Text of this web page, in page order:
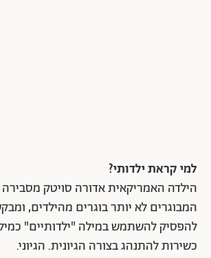
למי קראת ילדותי?
הילדה האמריקאית אדורה סויטק
המבוגרים לא יותר בוגרים מהילדים,
להפסיק להשתמש במילה "ילדותיים"
כשירות להתנהג בצורה הגיונית. הגיוני.